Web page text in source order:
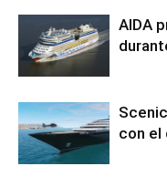
AIDA
con el